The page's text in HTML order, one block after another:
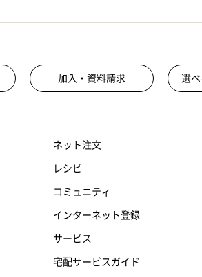
加入・資料請求 選
ネット注文
レシピ
コミュニティ
インターネット登録
サービス
宅配サービスガイド